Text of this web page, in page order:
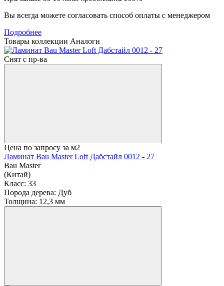
Вы всегда можете согласовать способ оплаты с менеджером
Подробнее
Товары коллекции Аналоги
Снят с пр-ва
Цена по запросу за м2
Ламинат Bau Master Loft Дабстайл 0012 - 27
Bau Master
(Китай)
Класс: 33
Порода дерева: Дуб
Толщина: 12,3 мм